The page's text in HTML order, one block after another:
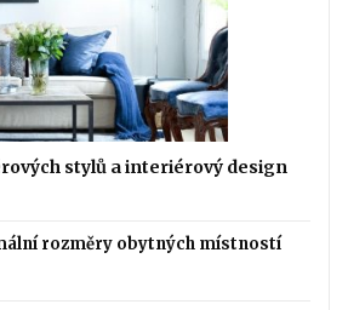
stylů a interiérový design
rozměry obytných místností